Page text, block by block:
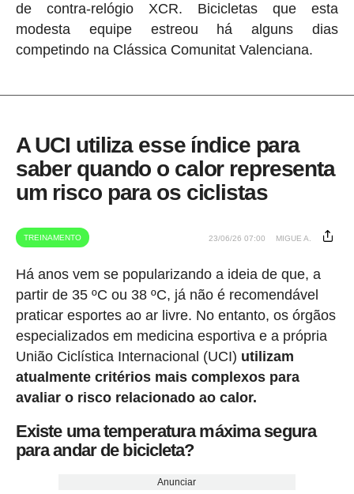
de contra-relógio XCR. Bicicletas que esta
modesta equipe estreou há alguns dias
competindo na Clássica Comunitat Valenciana.
A UCI utiliza esse índice para
saber quando o calor representa
um risco para os ciclistas
TREINAMENTO 23/06/26 07:00 MIGUE A.
Há anos vem se popularizando a ideia de que, a
partir de 35 ºC ou 38 ºC, já não é recomendável
praticar esportes ao ar livre. No entanto, os órgãos
especializados em medicina esportiva e a própria
União Ciclística Internacional (UCI) utilizam
atualmente critérios mais complexos para
avaliar o risco relacionado ao calor.
Existe uma temperatura máxima segura
para andar de bicicleta?
Anunciar